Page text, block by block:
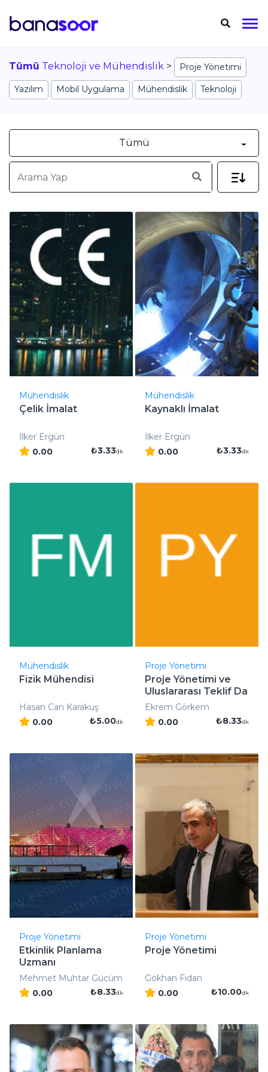
Tümü Teknoloji ve Mühendislik > Proje Yönetimi
Yazılım Mobil Uygulama Mühendislik Teknoloji
Tümü
Mühendislik
Çelik İmalat
İlker Ergün
0.00
₺3.33dk
Mühendislik
Kaynaklı İmalat
İlker Ergün
0.00
₺3.33dk
Mühendislik
Fizik Mühendisi
Hasan Can Karakuş
0.00
₺5.00dk
Proje Yönetimi
Proje Yönetimi ve
Uluslararası Teklif Da
..Ekrem Görkem
0.00
₺8.33dk
Proje Yönetimi
Etkinlik Planlama
Uzmanı
Mehmet Muhtar Gücüm
0.00
₺8.33dk
Proje Yönetimi
Proje Yönetimi
Gökhan Fidan
0.00
₺10.00dk